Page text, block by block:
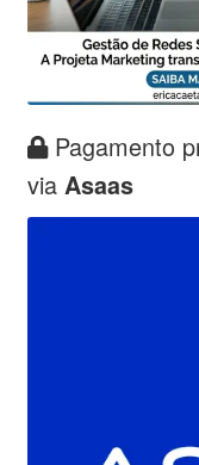
Pagamento
via Asaas